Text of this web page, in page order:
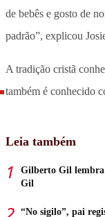
de bebês e gosto de
padrão”, explicou
A tradição cristã
também é conhecido
Leia também
Gilberto Gil lembra
Gil
“No sigilo”, pai